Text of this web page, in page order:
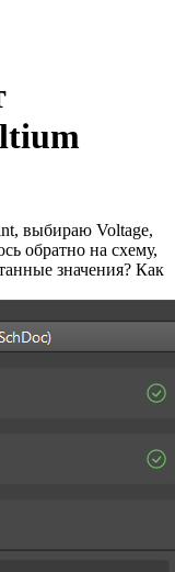
выбираю Voltage,
обратно на схему,
значения? Как